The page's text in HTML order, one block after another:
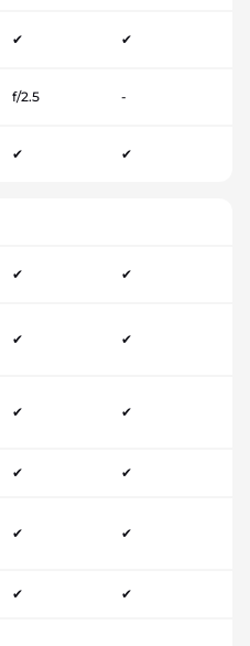
✔ ✔
f/2.5 -
✔ ✔
✔ ✔
✔ ✔
✔ ✔
✔ ✔
✔ ✔
✔ ✔